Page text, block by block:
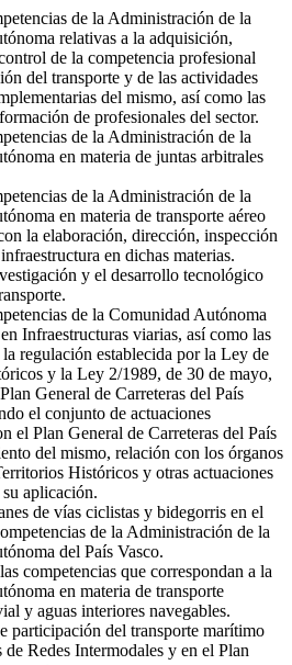
de la Administración de la
relativas a la adquisición,
de la competencia profesional
del transporte y de las actividades
del mismo, así como las
de profesionales del sector.
de la Administración de la
en materia de juntas arbitrales
de la Administración de la
en materia de transporte aéreo
la elaboración, dirección, inspección
en dichas materias.
y el desarrollo tecnológico
de la Comunidad Autónoma
Infraestructuras viarias, así como las
regulación establecida por la Ley de
y la Ley 2/1989, de 30 de mayo,
General de Carreteras del País
el conjunto de actuaciones
el Plan General de Carreteras del País
del mismo, relación con los órganos
Históricos y otras actuaciones
aplicación.
de vías ciclistas y bidegorris en el
de la Administración de la
del País Vasco.
competencias que correspondan a la
en materia de transporte
y aguas interiores navegables.
participación del transporte marítimo
de Redes Intermodales y en el Plan